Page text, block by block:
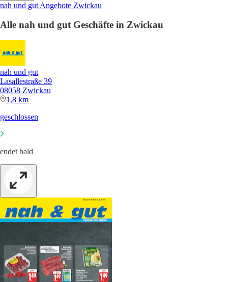
nah und gut Angebote Zwickau
Alle nah und gut Geschäfte in Zwickau
nah und gut
Lasallestraße 39
08058 Zwickau
1,8 km
geschlossen
endet bald